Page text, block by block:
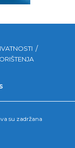
su zadržana